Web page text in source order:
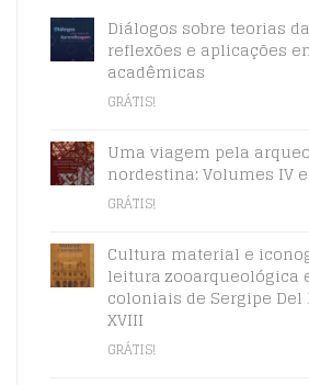
Diálogos sobre teorias
reflexões e aplicações
acadêmicas
GRÁTIS!
Uma viagem pela
nordestina: Volumes IV
GRÁTIS!
Cultura material e
leitura zooarqueológica
coloniais de Sergipe Del
XVIII
GRÁTIS!